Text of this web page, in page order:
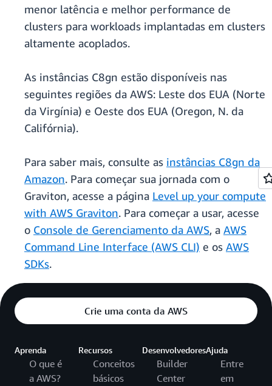
menor latência e melhor performance de
clusters para workloads implantadas em clusters
altamente acoplados.
As instâncias C8gn estão disponíveis nas
seguintes regiões da AWS: Leste dos EUA (Norte
da Virgínia) e Oeste dos EUA (Oregon, N. da
Califórnia).
Para saber mais, consulte as instâncias C8gn da
Amazon. Para começar sua jornada com o
Graviton, acesse a página Level up your compute
with AWS Graviton. Para começar a usar, acesse
o Console de Gerenciamento da AWS, a AWS
Command Line Interface (AWS CLI) e os AWS
SDKs.
Crie uma conta da AWS
Aprenda
O que é
a AWS?
Recursos
Conceitos
básicos
Desenvolvedores
Builder
Center
Ajuda
Entre
em